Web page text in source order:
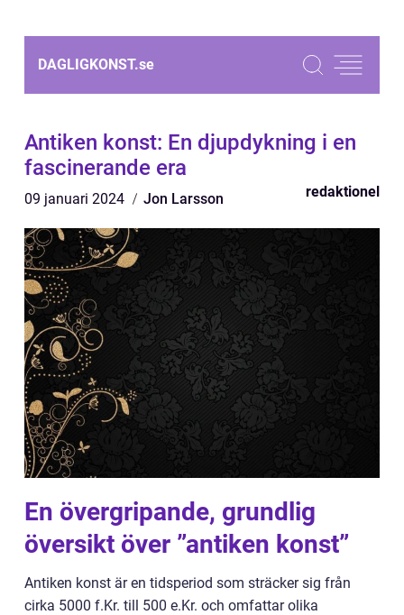
DAGLIGKONST.se
Antiken konst: En djupdykning i en
fascinerande era
09 januari 2024 Jon Larsson redaktionel
En övergripande, grundlig
översikt över ”antiken konst”
Antiken konst är en tidsperiod som sträcker sig från
cirka 5000 f.Kr. till 500 e.Kr. och omfattar olika